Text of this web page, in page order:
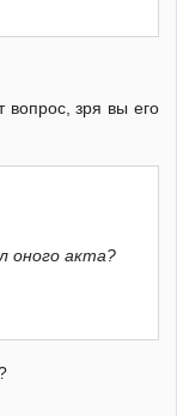
вопрос, зря вы его
оного акта?